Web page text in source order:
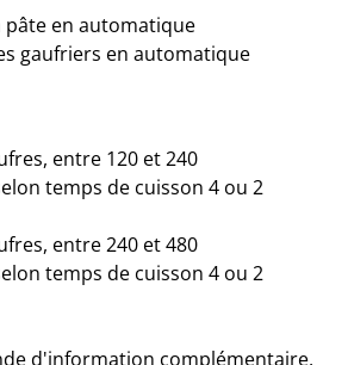
pâte en automatique
gaufriers en automatique
entre 120 et 240
temps de cuisson 4 ou 2
entre 240 et 480
temps de cuisson 4 ou 2
d'information complémentaire,